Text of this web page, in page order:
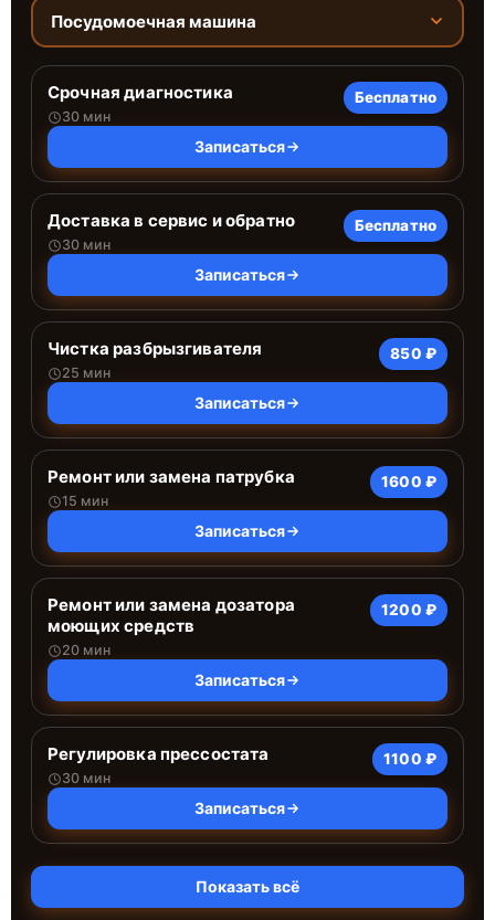
Посудомоечная машина
Срочная диагностика
30 мин
Бесплатно
Записаться
Доставка в сервис и обратно
30 мин
Бесплатно
Записаться
Чистка разбрызгивателя
25 мин
850 ₽
Записаться
Ремонт или замена патрубка
15 мин
1600 ₽
Записаться
Ремонт или замена дозатора
моющих средств
20 мин
1200 ₽
Записаться
Регулировка прессостата
30 мин
1100 ₽
Записаться
Показать всё